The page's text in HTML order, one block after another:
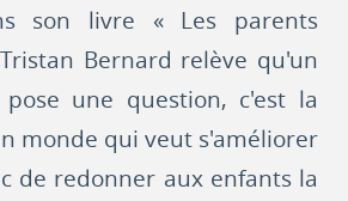
son livre « Les parents
Bernard relève qu'un
une question, c'est la
monde qui veut s'améliorer
de redonner aux enfants la